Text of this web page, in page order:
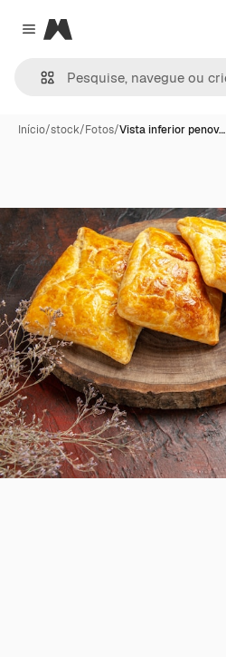
Close menu
Magnific
Início/stock/Fotos/Vista inferior penov…